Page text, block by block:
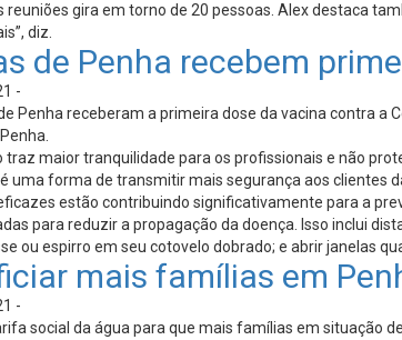
gira em torno de 20 pessoas. Alex destaca
diz.
de Penha recebem
-
Penha receberam a primeira dose da vacina contra
maior tranquilidade para os profissionais e não
forma de transmitir mais segurança aos clientes
estão contribuindo significativamente para a
para reduzir a propagação da doença. Isso inclui
ou espirro em seu cotovelo dobrado; e abrir janelas
mais famílias em
-
social da água para que mais famílias em situação